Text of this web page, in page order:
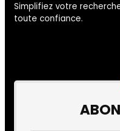
Simplifiez votre
toute confiance.